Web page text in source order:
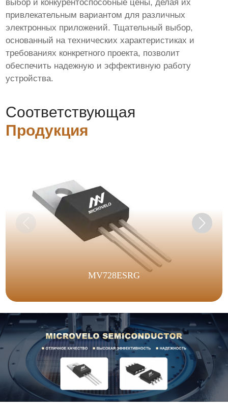
выбор и конкурентоспособные цены, делая их
привлекательным вариантом для различных
электронных приложений. Тщательный выбор,
основанный на технических характеристиках и
требованиях конкретного проекта, позволит
обеспечить надежную и эффективную работу
устройства.
Соответствующая
Продукция
MV728ESRG